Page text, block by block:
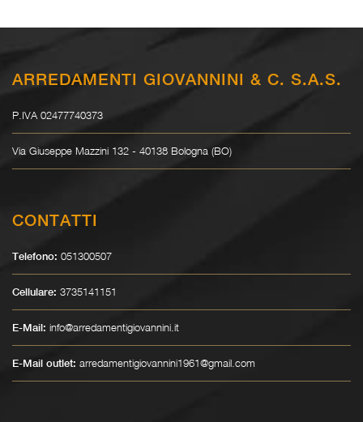
ARREDAMENTI GIOVANNINI & C. S.A.S.
P.IVA 02477740373
Via Giuseppe Mazzini 132 - 40138 Bologna (BO)
CONTATTI
Telefono: 051300507
Cellulare: 3735141151
E-Mail: info@arredamentigiovannini.it
E-Mail outlet: arredamentigiovannini1961@gmail.com